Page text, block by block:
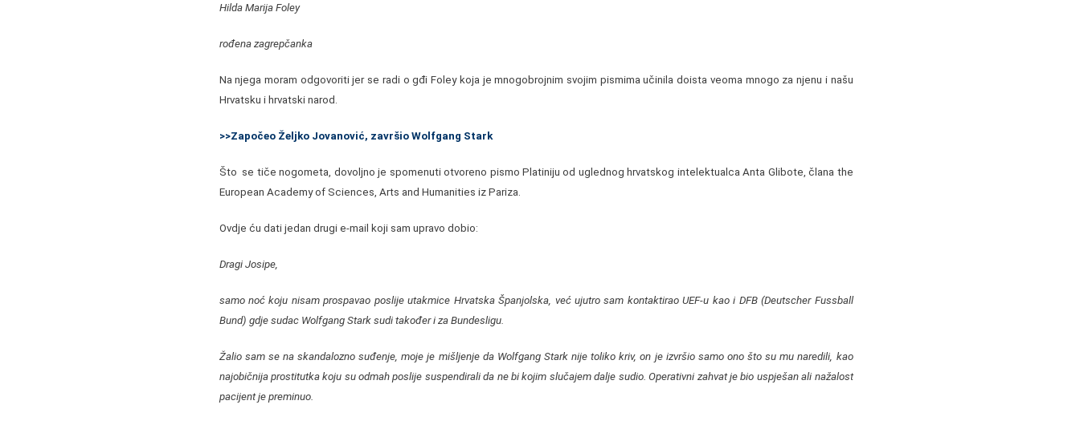
Hilda Marija Foley
rođena zagrepčanka
Na njega moram odgovoriti jer se radi o gđi Foley koja je mnogobrojnim svojim pismima učinila doista veoma mnogo za njenu i našu
Hrvatsku i hrvatski narod.
>>Započeo Željko Jovanović, završio Wolfgang Stark
Što se tiče nogometa, dovoljno je spomenuti otvoreno pismo Platiniju od uglednog hrvatskog intelektualca Anta Glibote, člana the
European Academy of Sciences, Arts and Humanities iz Pariza.
Ovdje ću dati jedan drugi e-mail koji sam upravo dobio:
Dragi Josipe,
samo noć koju nisam prospavao poslije utakmice Hrvatska Španjolska, već ujutro sam kontaktirao UEF-u kao i DFB (Deutscher Fussball
Bund) gdje sudac Wolfgang Stark sudi također i za Bundesligu.
Žalio sam se na skandalozno suđenje, moje je mišljenje da Wolfgang Stark nije toliko kriv, on je izvršio samo ono što su mu naredili, kao
najobičnija prostitutka koju su odmah poslije suspendirali da ne bi kojim slučajem dalje sudio. Operativni zahvat je bio uspješan ali nažalost
pacijent je preminuo.